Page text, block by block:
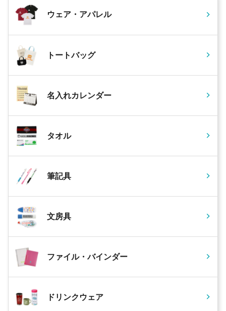
ウェア・アパレル
トートバッグ
名入れカレンダー
タオル
筆記具
文房具
ファイル・バインダー
ドリンクウェア